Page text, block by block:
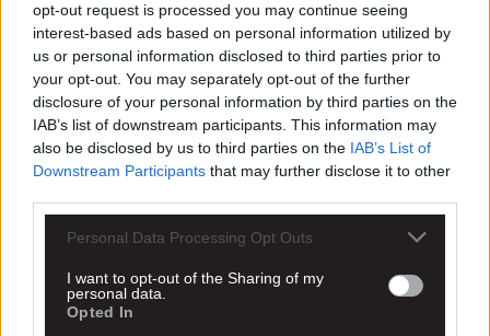
opt-out request is processed you may continue seeing
interest-based ads based on personal information utilized by
us or personal information disclosed to third parties prior to
your opt-out. You may separately opt-out of the further
disclosure of your personal information by third parties on the
IAB’s list of downstream participants. This information may
also be disclosed by us to third parties on the IAB’s List of
Downstream Participants that may further disclose it to other
Personal Data Processing Opt Outs
I want to opt-out of the Sharing of my
personal data.
Opted In